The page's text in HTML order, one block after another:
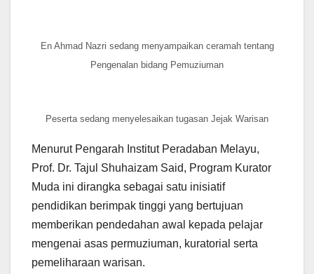
En Ahmad Nazri sedang menyampaikan ceramah tentang
Pengenalan bidang Pemuziuman
Peserta sedang menyelesaikan tugasan Jejak Warisan
Menurut Pengarah Institut Peradaban Melayu,
Prof. Dr. Tajul Shuhaizam Said, Program Kurator
Muda ini dirangka sebagai satu inisiatif
pendidikan berimpak tinggi yang bertujuan
memberikan pendedahan awal kepada pelajar
mengenai asas permuziuman, kuratorial serta
pemeliharaan warisan.